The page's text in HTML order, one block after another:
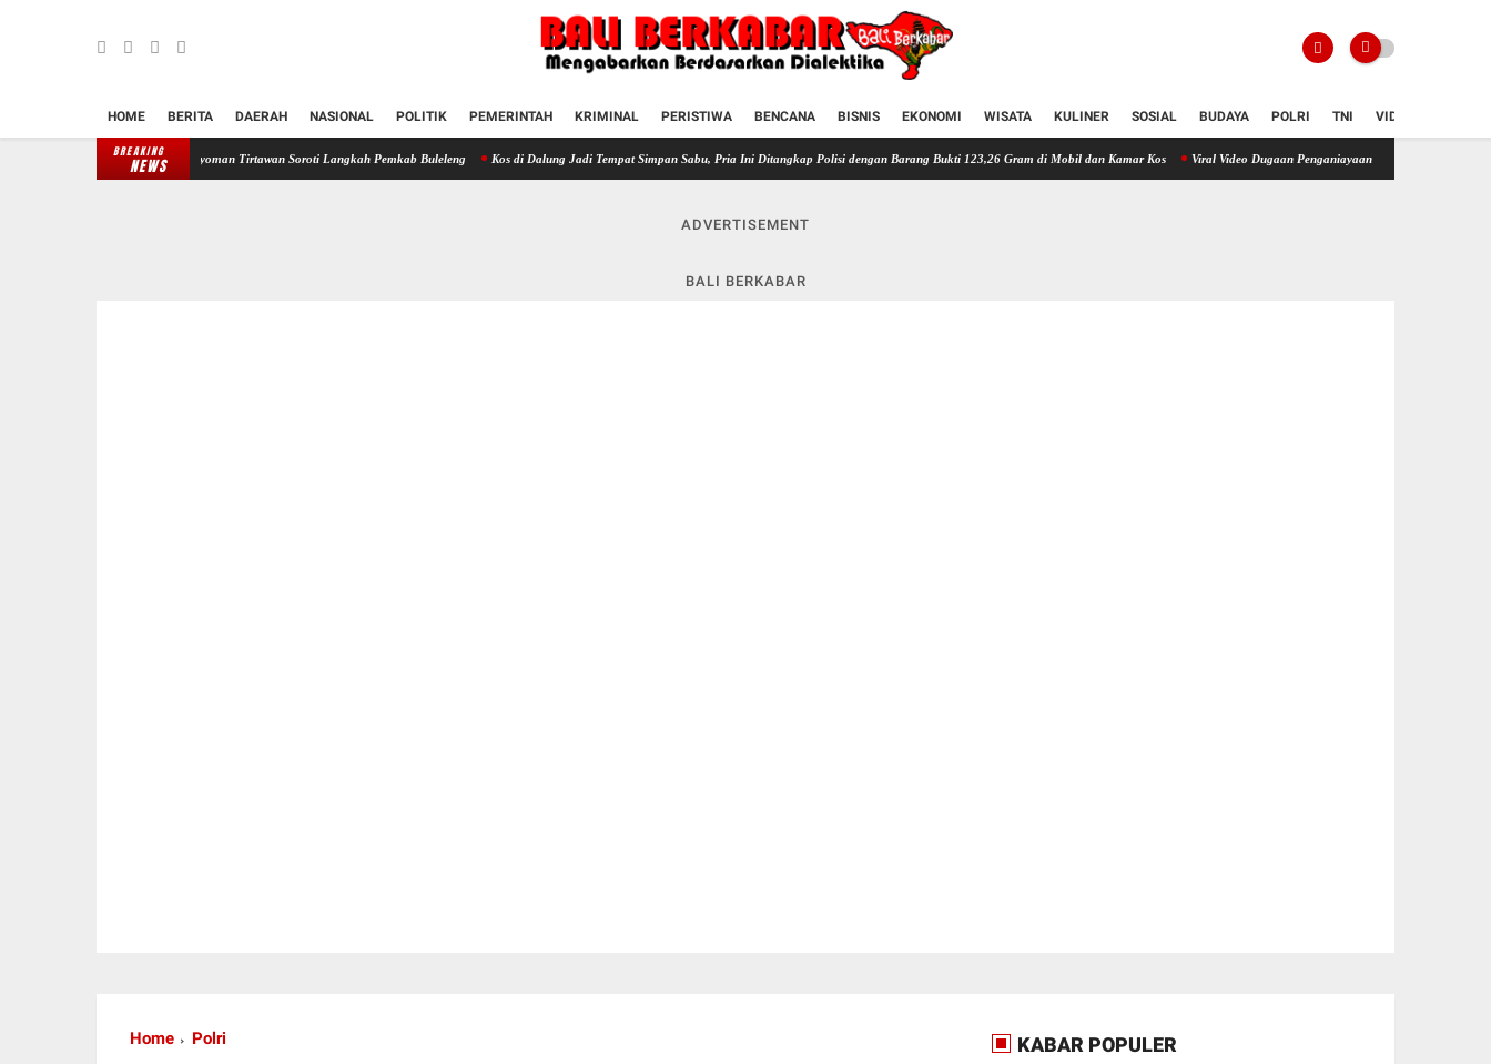
HOME BERITA DAERAH NASIONAL POLITIK PEMERINTAH KRIMINAL PERISTIWA BENCANA BISNIS EKONOMI WISATA KULINER SOSIAL BUDAYA POLRI TNI VIDIO
BREAKING
NEWS
Kepastian Hukum, Nyoman Tirtawan Soroti Langkah Pemkab Buleleng Kos di Dalung Jadi Tempat Simpan Sabu, Pria Ini Ditangkap Polisi dengan Barang Bukti 123,26 Gram di Mobil dan Kamar Kos Viral Video Dugaan Penganiayaan Dua Anak Terduga Pencuri Ayam di
ADVERTISEMENT
BALI BERKABAR
Home Polri KABAR POPULER